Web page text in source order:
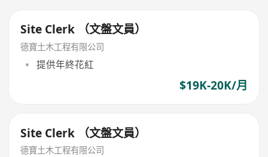
Site Clerk （文盤文員）
德寶土木工程有限公司
提供年終花紅
$19K-20K/月
Site Clerk （文盤文員）
德寶土木工程有限公司